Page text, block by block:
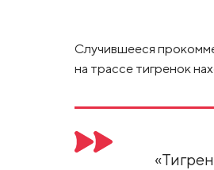
Случившееся
на трассе тигренок